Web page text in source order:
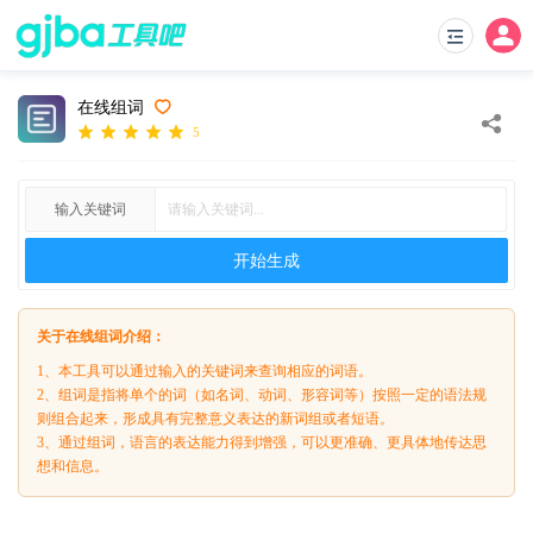
在线组词
5
输入关键词
开始生成
关于在线组词介绍：
1、本工具可以通过输入的关键词来查询相应的词语。
2、组词是指将单个的词（如名词、动词、形容词等）按照一定的语法规
则组合起来，形成具有完整意义表达的新词组或者短语。
3、通过组词，语言的表达能力得到增强，可以更准确、更具体地传达思
想和信息。